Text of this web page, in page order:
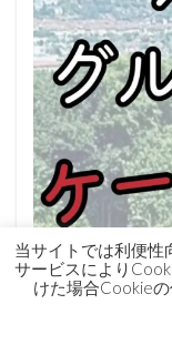
当サイトでは利便性
サービスにより
けた場合Cookie